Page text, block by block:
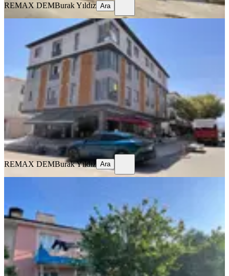
REMAX DEMBurak Yıldız Ara
Remax Dem'den İnönü Mah.yerden
Isıtmalı Kiralık 2+0 Lüx Daireler
Merkez, İnönü Mahallesi
2+0
70 m² 3. Kat· 29.07.2026
25.000 ₺
REMAX DEMBurak Yıldız
Ara
REMAX DEMBurak Yıldız Ara
Eşyalı Kiralık 2+1 Daire
Merkez, Kazım Karabekir Mahallesi
2+1 ·100 m² ·1. Kat ·25.07.2026
12.750 ₺